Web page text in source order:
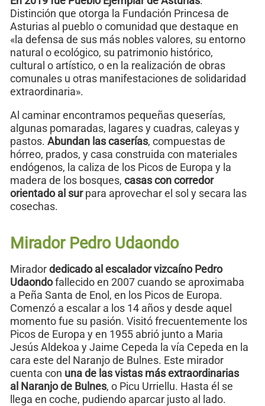
Distinción que otorga la Fundación Princesa de
Asturias al pueblo o comunidad que destaque en
«la defensa de sus más nobles valores, su entorno
natural o ecológico, su patrimonio histórico,
cultural o artístico, o en la realización de obras
comunales u otras manifestaciones de solidaridad
extraordinaria».
Al caminar encontramos pequeñas queserías,
algunas pomaradas, lagares y cuadras, caleyas y
pastos. Abundan las caserías, compuestas de
hórreo, prados, y casa construida con materiales
endógenos, la caliza de los Picos de Europa y la
madera de los bosques, casas con corredor
orientado al surpara aprovechar el sol y secara las
cosechas.
Mirador Pedro Udaondo
Miradordedicado al escalador vizcaíno Pedro
Udaondofallecido en 2007 cuando se aproximaba
a Peña Santa de Enol, en los Picos de Europa.
Comenzó a escalar a los 14 años y desde aquel
momento fue su pasión. Visitó frecuentemente los
Picos de Europa y en 1955 abrió junto a Maria
Jesús Aldekoa y Jaime Cepeda la vía Cepeda en la
cara este del Naranjo de Bulnes. Este mirador
cuenta con una de las vistas más extraordinarias
al Naranjo de Bulnes, o Picu Urriellu. Hasta él se
llega en coche, pudiendo aparcar justo al lado.